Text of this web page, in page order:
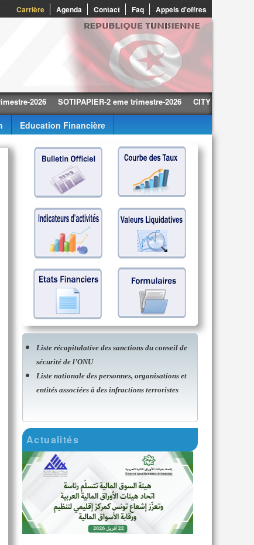
Carrière Agenda Contact Faq Appels d'offres
2026 SOTIPAPIER-2 eme trimestre-2026 CITY CARS-2 eme
Education Financière
Liste récapitulative des sanctions du conseil de
sécurité de l’ONU
Liste nationale des personnes, organisations et
entités associées à des infractions terroristes
Actualités